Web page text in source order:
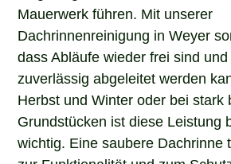
Mauerwerk führen. Mit unserer
Dachrinnenreinigung in Weyer
dass Abläufe wieder frei sind
zuverlässig abgeleitet werden
Herbst und Winter oder bei stark
Grundstücken ist diese Leistung
wichtig. Eine saubere Dachrinne